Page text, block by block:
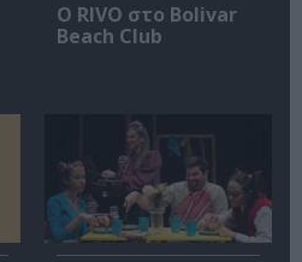
Ο RIVO στο Bolivar
Beach Club